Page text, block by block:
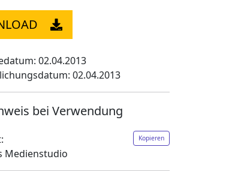
02.04.2013
02.04.2013
bei Verwendung
Kopieren
Medienstudio